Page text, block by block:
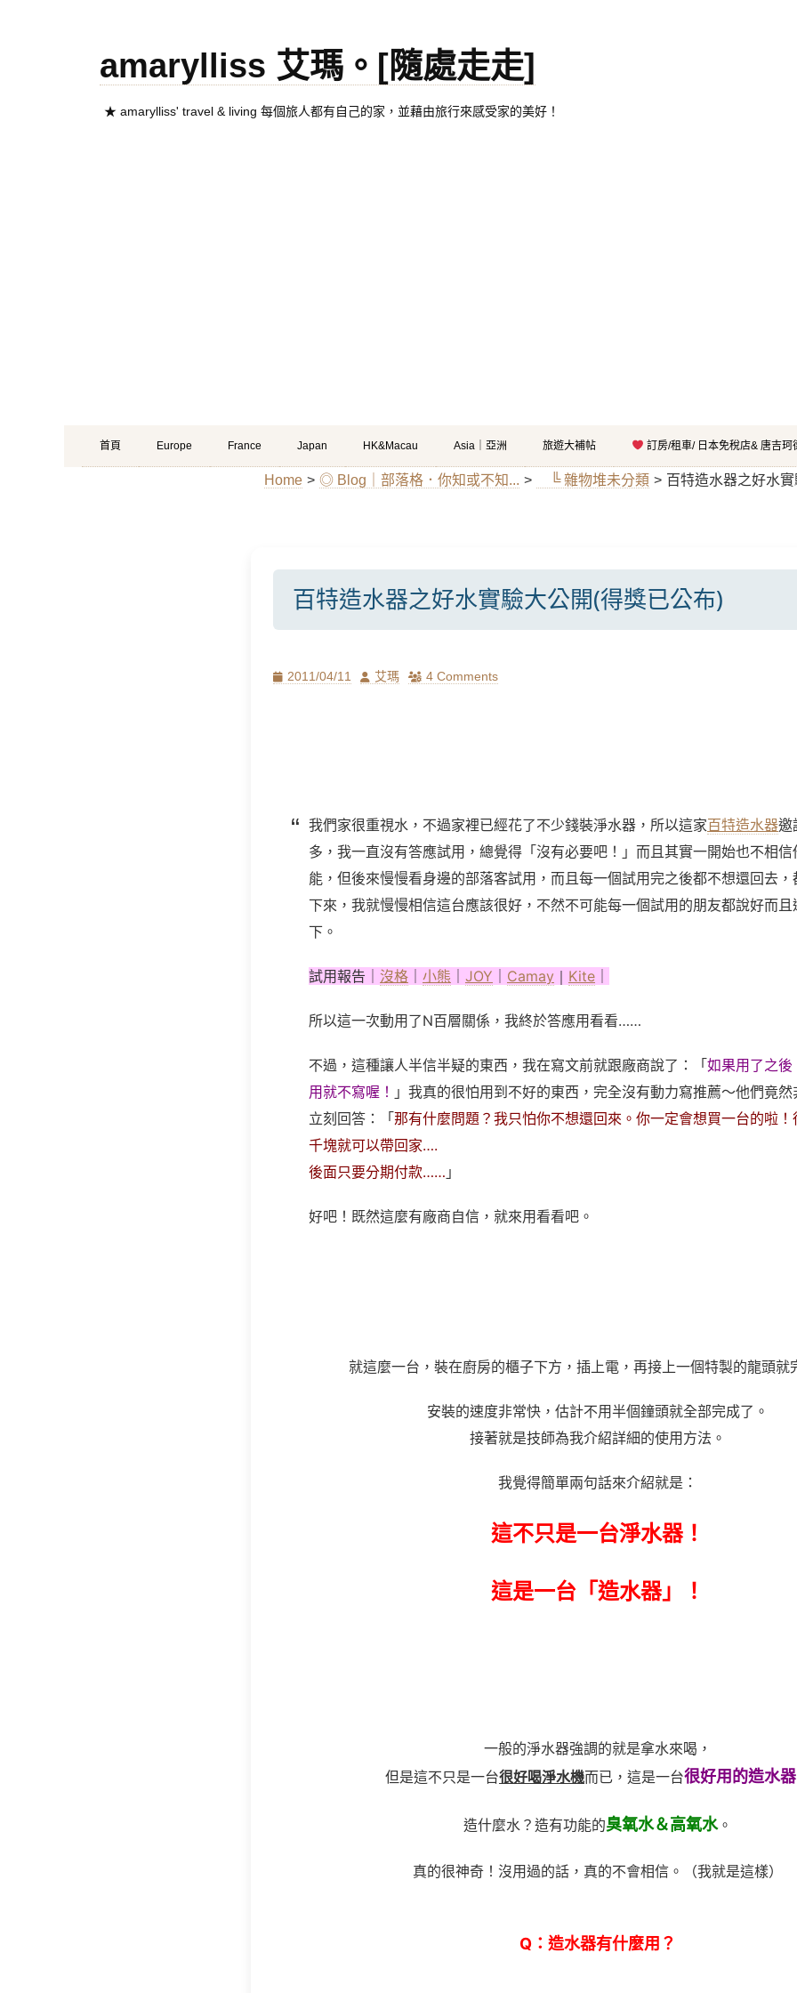
amarylliss 艾瑪。[隨處走走]
★ amarylliss' travel & living 每個旅人都有自己的家，並藉由旅行來感受家的美好！
Primary
Menu
Skip
to
首頁 Europe France Japan HK&Macau Asia｜亞洲 旅遊大補帖 訂房/租車/ 日本免稅店& 唐吉珂
Home > ◎ Blog｜部落格．你知或不知... > ╚ 雜物堆未分類 > 百特造水器之好水
百特造水器之好水實驗大公開(得獎已公布)
Posted
2011/04/11 Author
艾瑪 4 Comments
我們家很重視水，不過家裡已經花了不少錢裝淨水器，所以這家百特造水器邀
多，我一直沒有答應試用，總覺得「沒有必要吧！」而且其實一開始也不相
能，但後來慢慢看身邊的部落客試用，而且每一個試用完之後都不想還回去
下來，我就慢慢相信這台應該很好，不然不可能每一個試用的朋友都說好而且
下。
試用報告｜ 沒格 小熊 JOY Camay ｜ Kite
所以這一次動用了N百層關係，我終於答應用看看……
不過，這種讓人半信半疑的東西，我在寫文前就跟廠商說了：「 如果用了之
用就不寫喔！ 」我真的很怕用到不好的東西，完全沒有動力寫推薦～他們竟
立刻回答：「 那有什麼問題？我只怕你不想還回來。你一定會想買一台的啦
千塊就可以帶回家….
後面只要分期付款…… 」
好吧！既然這麼有廠商自信，就來用看看吧。
就這麼一台，裝在廚房的櫃子下方，插上電，再接上一個特製的龍頭就
安裝的速度非常快，估計不用半個鐘頭就全部完成了。
接著就是技師為我介紹詳細的使用方法。
我覺得簡單兩句話來介紹就是：
這不只是一台淨水器！
這是一台「造水器」！
一般的淨水器強調的就是拿水來喝，
但是這不只是一台很好喝淨水機而已，這是一台很好用的造水器
造什麼水？造有功能的臭氧水＆高氧水。
真的很神奇！沒用過的話，真的不會相信。（我就是這樣）
Q ：造水器有什麼用？